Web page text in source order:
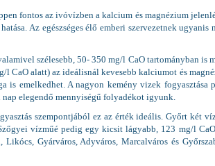
fontos az ivóvízben a kalcium és magnézium
Az egészséges élő emberi szervezetnek
szélesebb, 50- 350 mg/l CaO tartományban
alatt) az ideálisnál kevesebb kalciumot és
emelkedhet. A nagyon kemény vizek fogyasztása
nap elegendő mennyiségű folyadékot igyunk.
szempontjából ez az érték ideális. Győrt két
vízműé pedig egy kicsit lágyabb, 123 mg/l
Gyárváros, Adyváros, Marcalváros és